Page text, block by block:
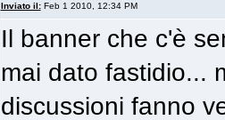
Inviato il:Feb 1 2010, 12:34 PM
Il banner che c'è
mai dato fastidio...
discussioni fanno